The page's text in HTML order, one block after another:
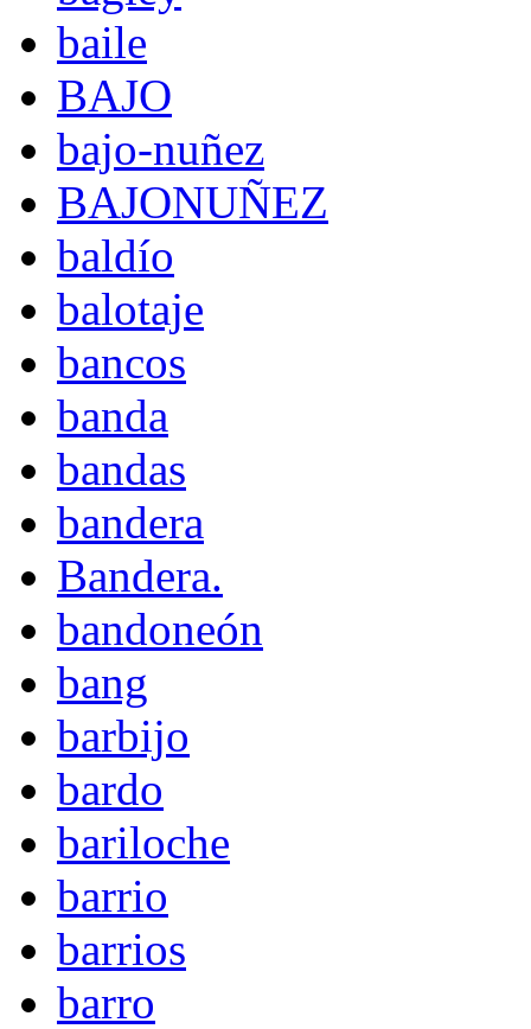
baile
BAJO
bajo-nuñez
BAJONUÑEZ
baldío
balotaje
bancos
banda
bandas
bandera
Bandera.
bandoneón
bang
barbijo
bardo
bariloche
barrio
barrios
barro